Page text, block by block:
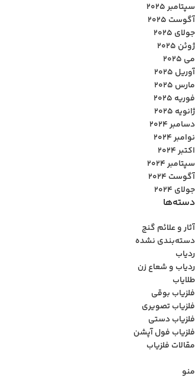
سپتامبر 2025
آگوست 2025
جولای 2025
ژوئن 2025
می 2025
آوریل 2025
مارس 2025
فوریه 2025
ژانویه 2025
دسامبر 2024
نوامبر 2024
اکتبر 2024
سپتامبر 2024
آگوست 2024
جولای 2024
دسته‌ها
آثار و علائم گنج
دسته‌بندی نشده
ردیاب
ردیاب و شعاع زن
طلایاب
فلزیاب بوقی
فلزیاب تصویری
فلزیاب دستی
فلزیاب فول آپشن
مقالات فلزیاب
منو